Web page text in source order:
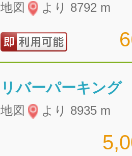
地図 より 8792 m
リバーパーキング
地図 より 8935 m